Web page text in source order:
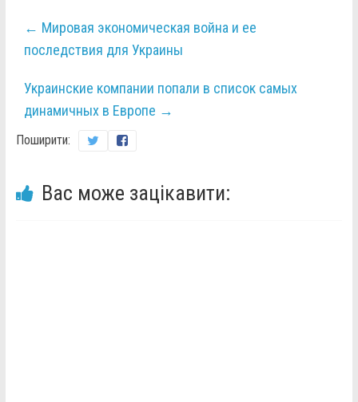
← Мировая экономическая война и ее
последствия для Украины
Украинские компании попали в список самых
динамичных в Европе →
Поширити:
Вас може зацікавити: